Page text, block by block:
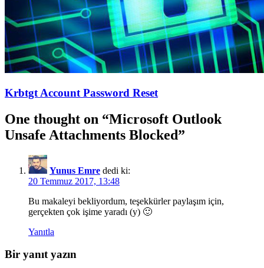
Krbtgt Account Password Reset
One thought on “Microsoft Outlook
Unsafe Attachments Blocked”
Yunus Emre dedi ki:
20 Temmuz 2017, 13:48
Bu makaleyi bekliyordum, teşekkürler paylaşım için,
gerçekten çok işime yaradı (y) 🙂
Yanıtla
Bir yanıt yazın